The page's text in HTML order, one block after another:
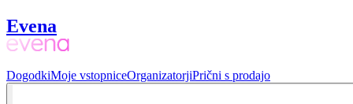
Evena
DogodkiMoje vstopniceOrganizatorjiPrični s prodajo